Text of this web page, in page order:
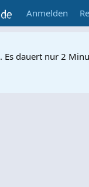
Anmelden
. Es dauert nur 2